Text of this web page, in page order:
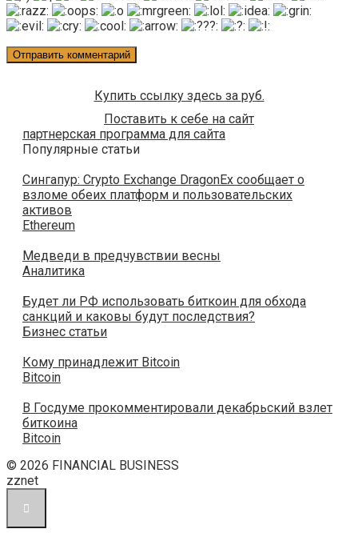
Купить ссылку здесь за руб.
Поставить к себе на сайт
партнерская программа для сайта
Популярные статьи
Сингапур: Crypto Exchange DragonEx сообщает о
взломе обеих платформ и пользовательских
активов
Ethereum
Медведи в предчувствии весны
Аналитика
Будет ли РФ использовать биткоин для обхода
санкций и каковы будут последствия?
Бизнес статьи
Кому принадлежит Bitcoin
Bitcoin
В Госдуме прокомментировали декабрьский взлет
биткоина
Bitcoin
© 2026 FINANCIAL BUSINESS
zznet